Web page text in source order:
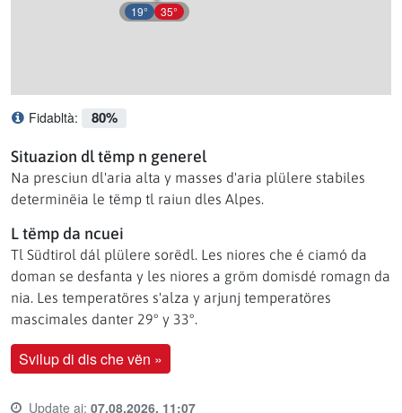
19° 35°
Fidabltà: 80%
Situazion dl tëmp n generel
Na presciun dl'aria alta y masses d'aria plülere stabiles
determinëia le tëmp tl raiun dles Alpes.
L tëmp da ncuei
Tl Südtirol dál plülere sorëdl. Les niores che é ciamó da
doman se desfanta y les niores a gröm domisdé romagn da
nia. Les temperatöres s'alza y arjunj temperatöres
mascimales danter 29° y 33°.
Svilup di dis che vën »
Update ai: 07.08.2026, 11:07